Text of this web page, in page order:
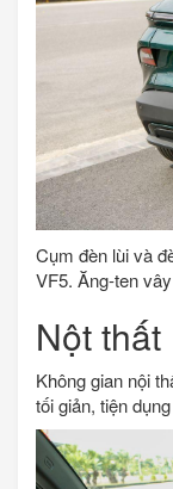
Cụm đèn lùi và
VF5. Ăng-ten
Nột thất
Không gian nội
tối giản, tiện